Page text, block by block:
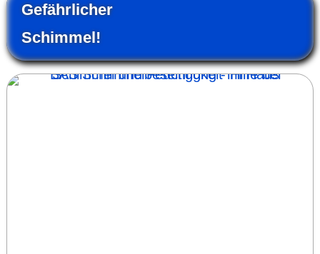
Gefährlicher
Schimmel!